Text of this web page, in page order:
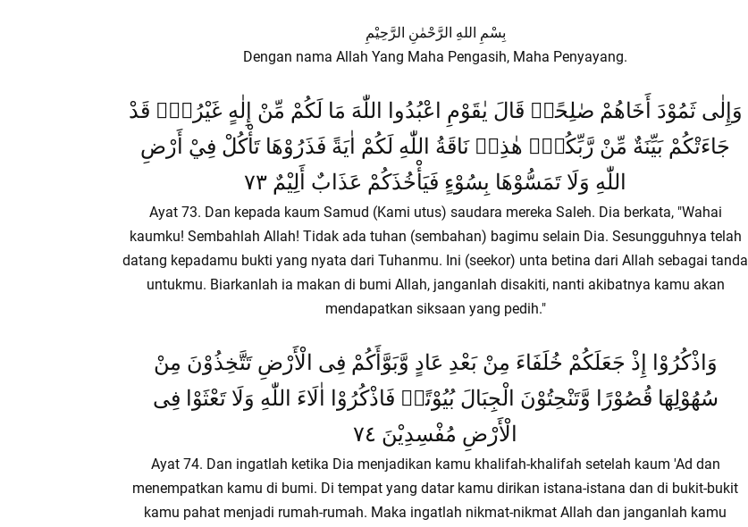
بِسْمِ اللهِ الرَّحْمٰنِ الرَّحِيْمِ
Dengan nama Allah Yang Maha Pengasih, Maha Penyayang.
وَإِلٰى ثَمُوْدَ أَخَاهُمْ صٰلِحًاۘ قَالَ يٰقَوْمِ اعْبُدُوا اللّٰهَ مَا لَكُمْ مِّنْ إِلٰهٍ غَيْرُهٗۗ قَدْ
جَاءَتْكُمْ بَيِّنَةٌ مِّنْ رَّبِّكُمْۗ هٰذِهٖ نَاقَةُ اللّٰهِ لَكُمْ اٰيَةً فَذَرُوْهَا تَأْكُلْ فِيْ أَرْضِ
اللّٰهِ وَلَا تَمَسُّوْهَا بِسُوْءٍ فَيَأْخُذَكُمْ عَذَابٌ أَلِيْمٌ ٧٣
Ayat 73. Dan kepada kaum Samud (Kami utus) saudara mereka Saleh. Dia berkata, "Wahai
kaumku! Sembahlah Allah! Tidak ada tuhan (sembahan) bagimu selain Dia. Sesungguhnya telah
datang kepadamu bukti yang nyata dari Tuhanmu. Ini (seekor) unta betina dari Allah sebagai tanda
untukmu. Biarkanlah ia makan di bumi Allah, janganlah disakiti, nanti akibatnya kamu akan
mendapatkan siksaan yang pedih."
وَاذْكُرُوْا إِذْ جَعَلَكُمْ خُلَفَاءَ مِنْ بَعْدِ عَادٍ وَّبَوَّأَكُمْ فِى الْأَرْضِ تَتَّخِذُوْنَ مِنْ
سُهُوْلِهَا قُصُوْرًا وَّتَنْحِتُوْنَ الْجِبَالَ بُيُوْتًاۚ فَاذْكُرُوْا اٰلَاءَ اللّٰهِ وَلَا تَعْثَوْا فِى
الْأَرْضِ مُفْسِدِيْنَ ٧٤
Ayat 74. Dan ingatlah ketika Dia menjadikan kamu khalifah-khalifah setelah kaum 'Ad dan
menempatkan kamu di bumi. Di tempat yang datar kamu dirikan istana-istana dan di bukit-bukit
kamu pahat menjadi rumah-rumah. Maka ingatlah nikmat-nikmat Allah dan janganlah kamu